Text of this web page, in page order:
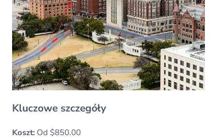
Kluczowe szczegóły
Koszt:Od $850.00